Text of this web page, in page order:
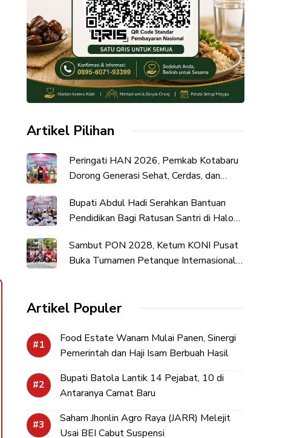
Artikel Pilihan
Peringati HAN 2026, Pemkab Kotabaru
Dorong Generasi Sehat, Cerdas, dan
Bupati Abdul Hadi Serahkan Bantuan
Pendidikan Bagi Ratusan Santri di Halong
Sambut PON 2028, Ketum KONI Pusat
Buka Turnamen Petanque Internasional
Artikel Populer
Food Estate Wanam Mulai Panen, Sinergi
Pemerintah dan Haji Isam Berbuah Hasil
Bupati Batola Lantik 14 Pejabat, 10 di
Antaranya Camat Baru
Saham Jhonlin Agro Raya (JARR) Melejit
Usai BEI Cabut Suspensi